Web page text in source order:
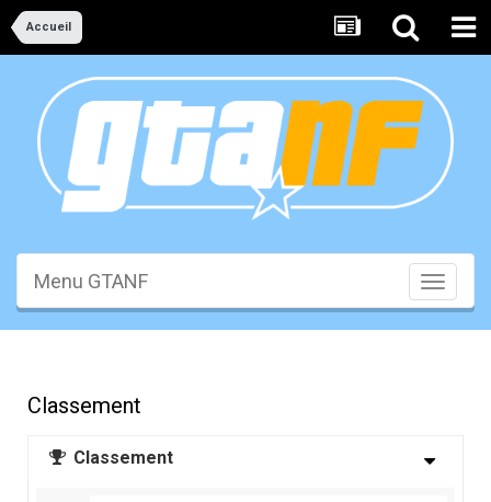
Accueil
Toggle
Menu GTANF
Classement
Classement